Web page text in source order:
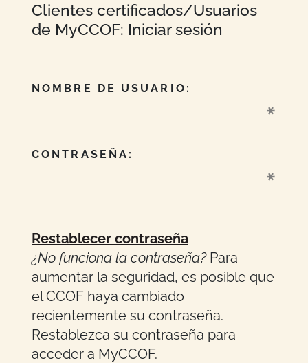
Clientes certificados/Usuarios
de MyCCOF: Iniciar sesión
NOMBRE DE USUARIO:
CONTRASEÑA:
Restablecer contraseña
¿No funciona la contraseña? Para
aumentar la seguridad, es posible que
el CCOF haya cambiado
recientemente su contraseña.
Restablezca su contraseña para
acceder a MyCCOF.